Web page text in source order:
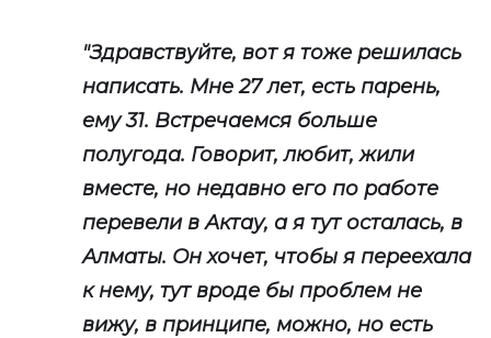
"Здравствуйте, вот я тоже решилась
написать. Мне 27 лет, есть парень,
ему 31. Встречаемся больше
полугода. Говорит, любит, жили
вместе, но недавно его по работе
перевели в Актау, а я тут осталась, в
Алматы. Он хочет, чтобы я переехала
к нему, тут вроде бы проблем не
вижу, в принципе, можно, но есть